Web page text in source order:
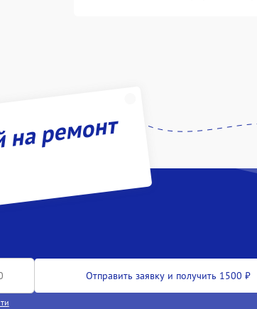
ремонт
Отправить заявку и получить 1500 ₽